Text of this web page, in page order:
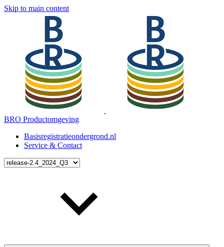
Skip to main content
BRO Productomgeving
Basisregistratieondergrond.nl
Service & Contact